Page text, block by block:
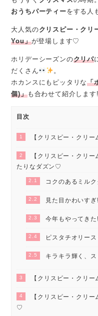
おうちパーティーをする
大人気のクリスピー・クリ
You」が登場します♡
ホリデーシーズンのクリパ
だくさん
。
ホカンスにもピッタリな「
個)」も合わせて紹介します!
目次
1 【クリスピー・クリ
2
【クリスピー・クリ
たりなダズン♡
2.1 コクのあるミル
2.2 見た目かわいす
2.3 今年もやってき
2.4 ピスタチオリー
2.5 キラキラ輝く、
3 【クリスピー・クリ
4
【クリスピー・クリ
♡